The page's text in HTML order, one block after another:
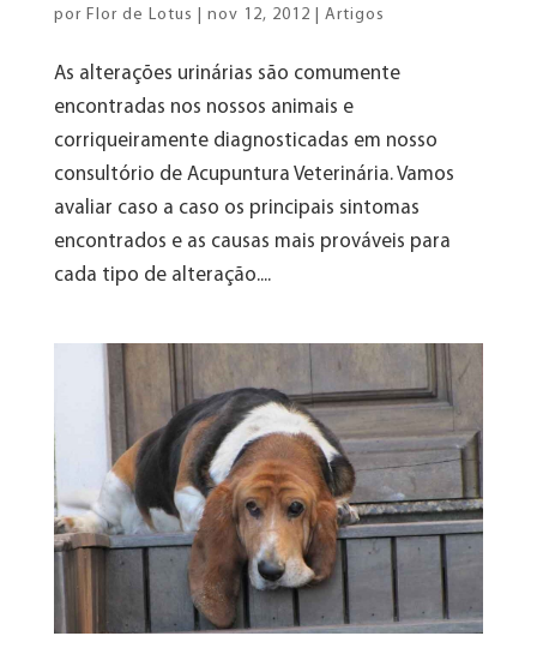
por Flor de Lotus nov 12, 2012 Artigos
As alterações urinárias são comumente
encontradas nos nossos animais e
corriqueiramente diagnosticadas em nosso
consultório de Acupuntura Veterinária. Vamos
avaliar caso a caso os principais sintomas
encontrados e as causas mais prováveis para
cada tipo de alteração....